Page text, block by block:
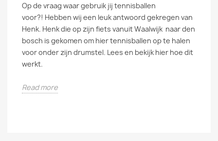
Op de vraag waar gebruik jij tennisballen
voor?! Hebben wij een leuk antwoord gekregen van
Henk. Henk die op zijn fiets vanuit Waalwijk naar den
bosch is gekomen om hier tennisballen op te halen
voor onder zijn drumstel. Lees en bekijk hier hoe dit
werkt.
Read more